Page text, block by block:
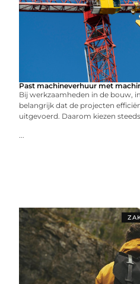
Past machineverhuur met
Bij werkzaamheden in de bouw,
belangrijk dat de projecten
uitgevoerd. Daarom kiezen
...